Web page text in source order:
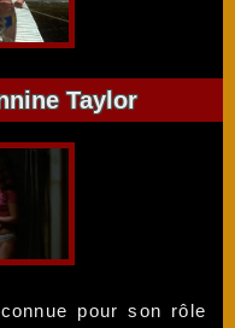
Taylor
pour son rôle